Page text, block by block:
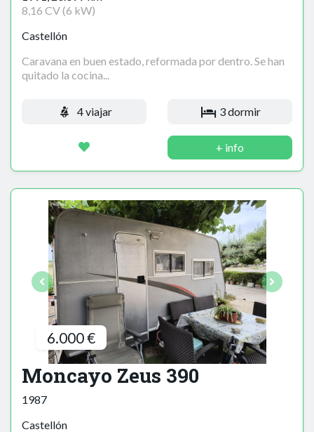
8,16 CV (6 kW)
Castellón
Caravana en buen estado, reformada por dentro. Se han
quitado la cocina...
4 viajar 3 dormir
+ info
6.000 €
Moncayo Zeus 390
1987
Castellón